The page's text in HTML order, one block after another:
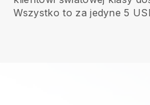
Wszystko to za jedyne 5